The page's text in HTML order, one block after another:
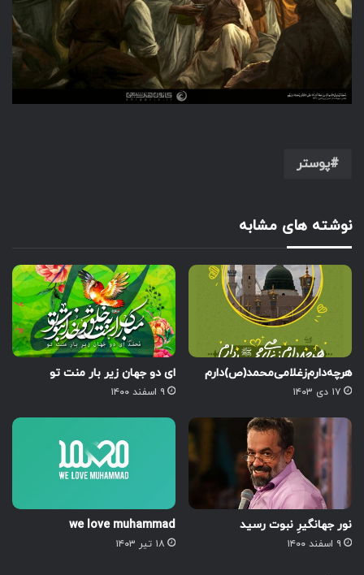
پوستر
نوشته های مشابه
هر‌چه‌دارم‌ز‌غلامی‌محمد‌(ص)دارم
۱۷ دی ۱۴۰۳
ای دو جهان زیر بار منت تو
۹ اسفند ۱۴۰۰
نور جهانگیرِ نبوت رسید
۹ اسفند ۱۴۰۰
we love muhammad
۱۸ تیر ۱۴۰۳